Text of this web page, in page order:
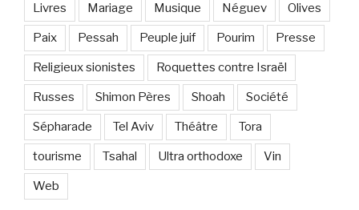
Livres Mariage Musique Néguev Olives
Paix Pessah Peuple juif Pourim Presse
Religieux sionistes Roquettes contre Israël
Russes Shimon Pères Shoah Société
Sépharade Tel Aviv Théâtre Tora
tourisme Tsahal Ultra orthodoxe Vin
Web